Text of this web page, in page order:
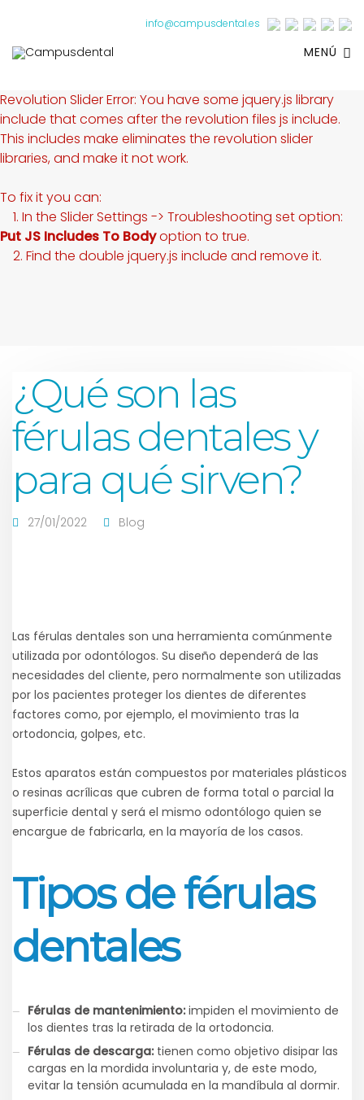
info@campusdental.es
MENÚ
Revolution Slider Error: You have some jquery.js library
include that comes after the revolution files js include.
This includes make eliminates the revolution slider
libraries, and make it not work.
To fix it you can:
1. In the Slider Settings -> Troubleshooting set option:
Put JS Includes To Bodyoption to true.
2. Find the double jquery.js include and remove it.
¿Qué son las
férulas dentales y
para qué sirven?
27/01/2022 Blog
Las férulas dentales son una herramienta comúnmente
utilizada por odontólogos. Su diseño dependerá de las
necesidades del cliente, pero normalmente son utilizadas
por los pacientes proteger los dientes de diferentes
factores como, por ejemplo, el movimiento tras la
ortodoncia, golpes, etc.
Estos aparatos están compuestos por materiales plásticos
o resinas acrílicas que cubren de forma total o parcial la
superficie dental y será el mismo odontólogo quien se
encargue de fabricarla, en la mayoría de los casos.
Tipos de férulas
dentales
Férulas de mantenimiento:impiden el movimiento de
los dientes tras la retirada de la ortodoncia.
Férulas de descarga:tienen como objetivo disipar las
cargas en la mordida involuntaria y, de este modo,
evitar la tensión acumulada en la mandíbula al dormir.